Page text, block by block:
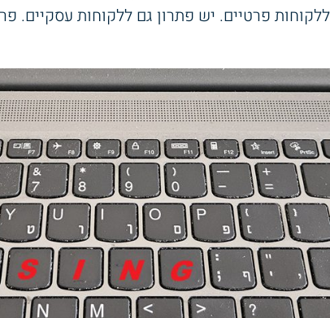
ללקוחות פרטיים. יש פתרון גם ללקוחות עסקיים. פרטים